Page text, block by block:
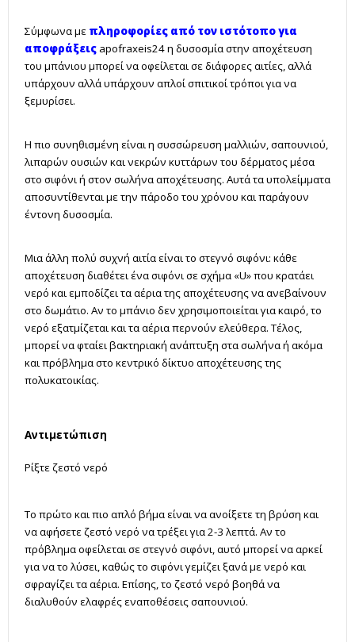
Σύμφωνα με πληροφορίες από τον ιστότοπο για
αποφράξεις apofraxeis24 η δυσοσμία στην αποχέτευση
του μπάνιου μπορεί να οφείλεται σε διάφορες αιτίες, αλλά
υπάρχουν αλλά υπάρχουν απλοί σπιτικοί τρόποι για να
ξεμυρίσει.
Η πιο συνηθισμένη είναι η συσσώρευση μαλλιών, σαπουνιού,
λιπαρών ουσιών και νεκρών κυττάρων του δέρματος μέσα
στο σιφόνι ή στον σωλήνα αποχέτευσης. Αυτά τα υπολείμματα
αποσυντίθενται με την πάροδο του χρόνου και παράγουν
έντονη δυσοσμία.
Μια άλλη πολύ συχνή αιτία είναι το στεγνό σιφόνι: κάθε
αποχέτευση διαθέτει ένα σιφόνι σε σχήμα «U» που κρατάει
νερό και εμποδίζει τα αέρια της αποχέτευσης να ανεβαίνουν
στο δωμάτιο. Αν το μπάνιο δεν χρησιμοποιείται για καιρό, το
νερό εξατμίζεται και τα αέρια περνούν ελεύθερα. Τέλος,
μπορεί να φταίει βακτηριακή ανάπτυξη στα σωλήνα ή ακόμα
και πρόβλημα στο κεντρικό δίκτυο αποχέτευσης της
πολυκατοικίας.
Αντιμετώπιση
Ρίξτε ζεστό νερό
Το πρώτο και πιο απλό βήμα είναι να ανοίξετε τη βρύση και
να αφήσετε ζεστό νερό να τρέξει για 2-3 λεπτά. Αν το
πρόβλημα οφείλεται σε στεγνό σιφόνι, αυτό μπορεί να αρκεί
για να το λύσει, καθώς το σιφόνι γεμίζει ξανά με νερό και
σφραγίζει τα αέρια. Επίσης, το ζεστό νερό βοηθά να
διαλυθούν ελαφρές εναποθέσεις σαπουνιού.